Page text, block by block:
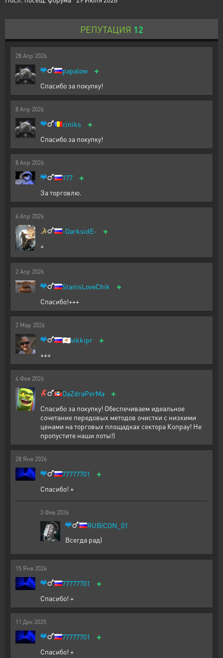
РЕПУТАЦИЯ 12
28 Апр 2026
papalow +
Спасибо за покупку!
8 Апр 2026
ciniks +
Спасибо за покупку!
8 Апр 2026
177 +
За торговлю.
6 Апр 2026
-DarksidE- +
+
2 Апр 2026
StanisLoveChik +
Спасибо!+++
2 Мар 2026
🇨🇾vikkipr +
+++
4 Фев 2026
DaZdraPerMa +
Спасибо за покупку! Обеспечиваем идеальное
сочетание передовых методов очистки с низкими
ценами на торговых площадках сектора Копрау! Не
пропустите наши лоты!)
28 Янв 2026
77777701 +
Спасибо! +
3 Фев 2026
RUBICON_01
Всегда рад)
15 Янв 2026
77777701 +
Спасибо! +
11 Дек 2025
77777701 +
Спасибо! +